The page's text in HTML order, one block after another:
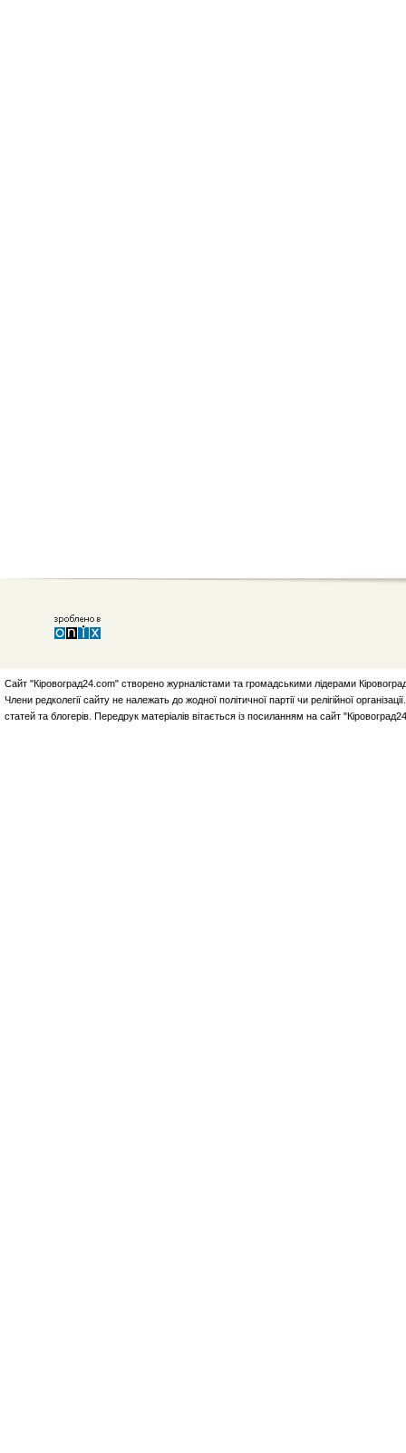
Сайт "Кіровоград24.com" створено журналістами та громадськими лідерами
Члени редколегії сайту не належать до жодної політичної партії чи релігійної
статей та блогерів. Передрук матеріалів вітається із посиланням на сайт